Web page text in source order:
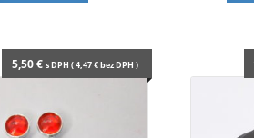
5,50€ s DPH (4,47€bez DPH )